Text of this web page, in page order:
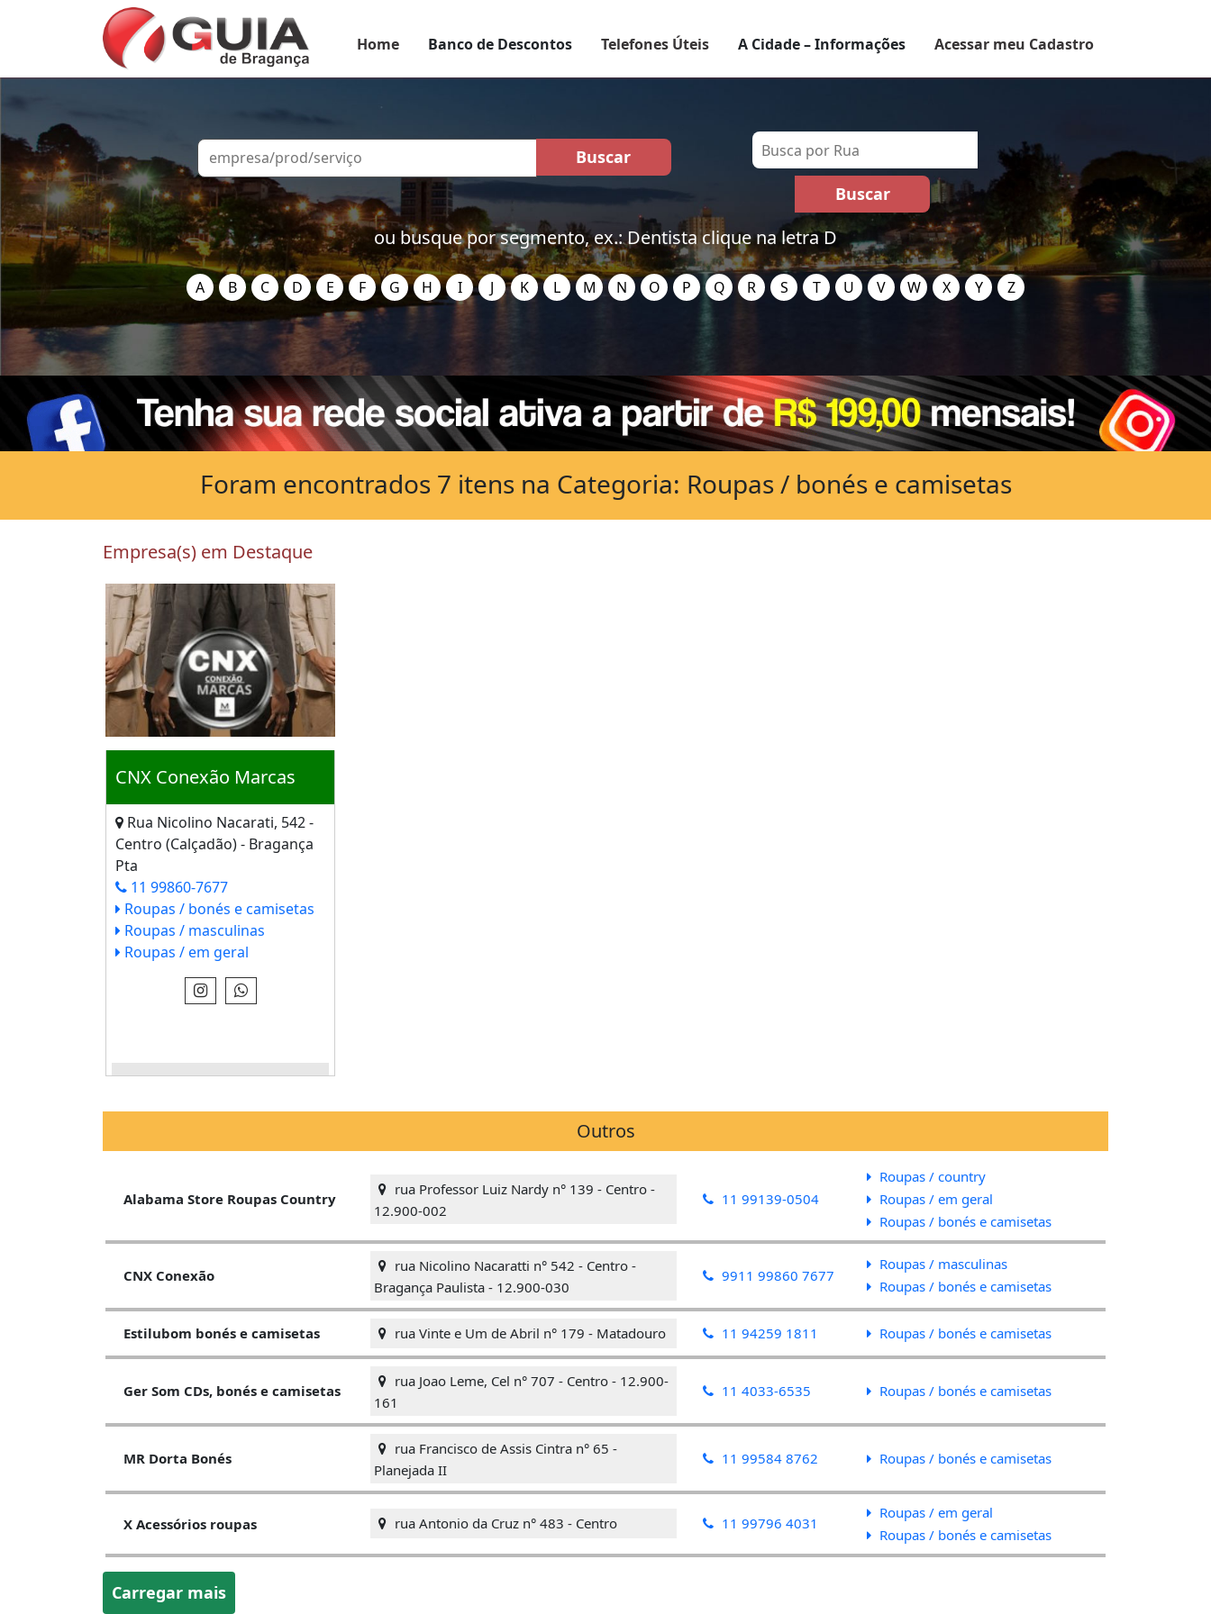
Home Banco de Descontos Telefones Úteis A Cidade – Informações Acessar meu Cadastro
ou busque por segmento, ex.: Dentista clique na letra D
A B C D E F G H I J K L M N O P Q R S T U V W X Y Z
Empresa(s) em Destaque
CNX Conexão Marcas
Rua Nicolino Nacarati, 542 -
Centro (Calçadão) - Bragança
Pta
11 99860-7677
Roupas / bonés e camisetas
Roupas / masculinas
Roupas / em geral
VEJA IMAGENS E INFO - CLICK
Outros
Alabama Store Roupas Country
rua Professor Luiz Nardy n° 139 - Centro -
12.900-002
11 99139-0504
Roupas / country
Roupas / em geral
Roupas / bonés e camisetas
CNX Conexão
rua Nicolino Nacaratti n° 542 - Centro -
Bragança Paulista - 12.900-030
9911 99860 7677
Roupas / masculinas
Roupas / bonés e camisetas
Estilubom bonés e camisetas rua Vinte e Um de Abril n° 179 - Matadouro 11 94259 1811 Roupas / bonés e camisetas
Ger Som CDs, bonés e camisetas
rua Joao Leme, Cel n° 707 - Centro - 12.900-
161
11 4033-6535 Roupas / bonés e camisetas
MR Dorta Bonés
rua Francisco de Assis Cintra n° 65 -
Planejada II
11 99584 8762 Roupas / bonés e camisetas
X Acessórios roupas rua Antonio da Cruz n° 483 - Centro 11 99796 4031
Roupas / em geral
Roupas / bonés e camisetas
Carregar mais
Foram encontrados 7 itens na Categoria: Roupas / bonés e camisetas